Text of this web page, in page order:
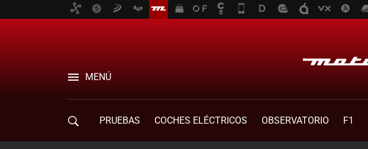
MENÚ
PRUEBAS COCHES ELÉCTRICOS OBSERVATORIO F1